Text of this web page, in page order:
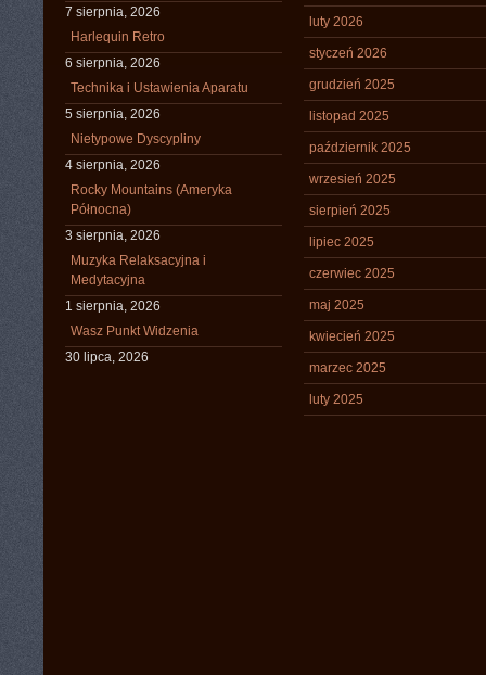
7 sierpnia, 2026
Harlequin Retro
6 sierpnia, 2026
Technika i Ustawienia Aparatu
5 sierpnia, 2026
Nietypowe Dyscypliny
4 sierpnia, 2026
Rocky Mountains (Ameryka
Północna)
3 sierpnia, 2026
Muzyka Relaksacyjna i
Medytacyjna
1 sierpnia, 2026
Wasz Punkt Widzenia
30 lipca, 2026
luty 2026
styczeń 2026
grudzień 2025
listopad 2025
październik 2025
wrzesień 2025
sierpień 2025
lipiec 2025
czerwiec 2025
maj 2025
kwiecień 2025
marzec 2025
luty 2025